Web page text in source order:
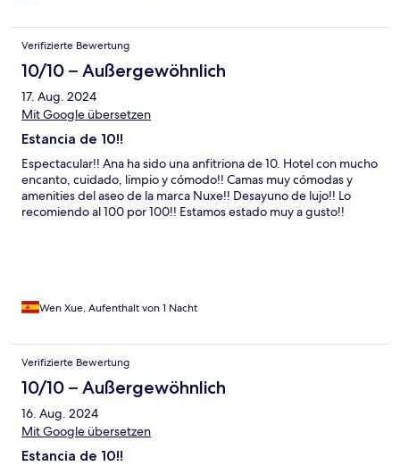
Verifizierte Bewertung
10/10 – Außergewöhnlich
17. Aug. 2024
Mit Google übersetzen
Estancia de 10!!
Espectacular!! Ana ha sido una anfitriona de 10. Hotel con mucho
encanto, cuidado, limpio y cómodo!! Camas muy cómodas y
amenities del aseo de la marca Nuxe!! Desayuno de lujo!! Lo
recomiendo al 100 por 100!! Estamos estado muy a gusto!!
Wen Xue, Aufenthalt von 1 Nacht
Verifizierte Bewertung
10/10 – Außergewöhnlich
16. Aug. 2024
Mit Google übersetzen
Estancia de 10!!